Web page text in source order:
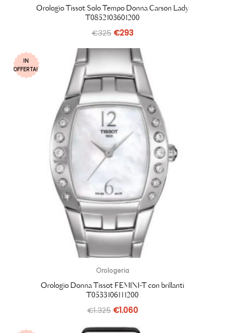
Orologio Tissot Solo Tempo Donna Carson Lady
T0852103601200
€325 €293
IN
OFFERTA!
Orologeria
Orologio Donna Tissot FEMINI-T con brillanti
T0533106111200
€1.325 €1.060